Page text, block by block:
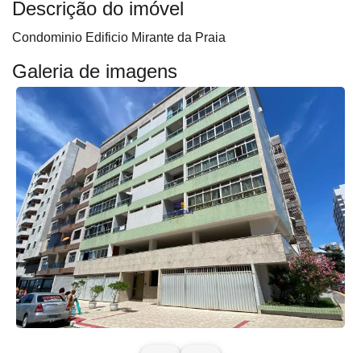
Descrição do imóvel
Condominio Edificio Mirante da Praia
Galeria de imagens